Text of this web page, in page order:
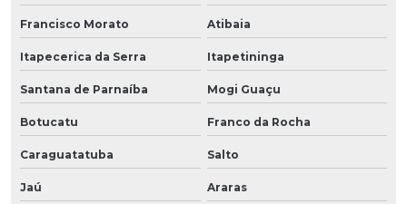
Francisco Morato Atibaia
Itapecerica da Serra Itapetininga
Santana de Parnaíba Mogi Guaçu
Botucatu Franco da Rocha
Caraguatatuba Salto
Jaú Araras